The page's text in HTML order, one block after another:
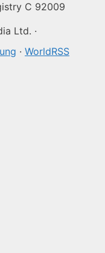
C 92009
Ltd. ·
· WorldRSS